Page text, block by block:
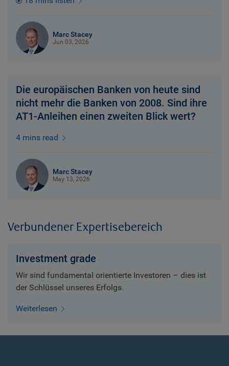
Marc Stacey
Jun 03, 2026
Die europäischen Banken von heute sind
nicht mehr die Banken von 2008. Sind ihre
AT1-Anleihen einen zweiten Blick wert?
4 mins read
Marc Stacey
May 13, 2026
Verbundener Expertisebereich
Investment grade
Wir sind fundamental orientierte Investoren – dies ist
der Schlüssel unseres Erfolgs.
Weiterlesen